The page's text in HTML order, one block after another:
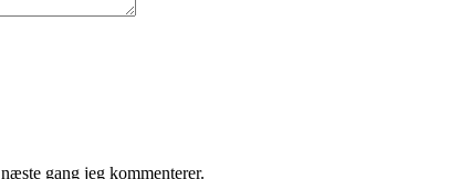
gang jeg kommenterer.